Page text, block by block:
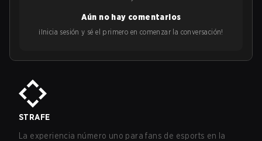
Aún no hay comentarios
¡Inicia sesión y sé el primero en comenzar la conversación!
STRAFE
La experiencia número uno para fans de esports en la